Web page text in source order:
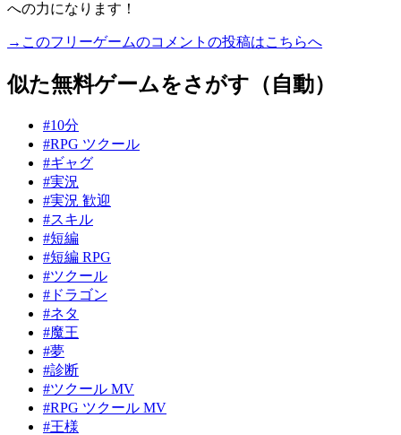
への力になります！
→このフリーゲームのコメントの投稿はこちらへ
似た無料ゲームをさがす（自動）
#10分
#RPG ツクール
#ギャグ
#実況
#実況 歓迎
#スキル
#短編
#短編 RPG
#ツクール
#ドラゴン
#ネタ
#魔王
#夢
#診断
#ツクール MV
#RPG ツクール MV
#王様